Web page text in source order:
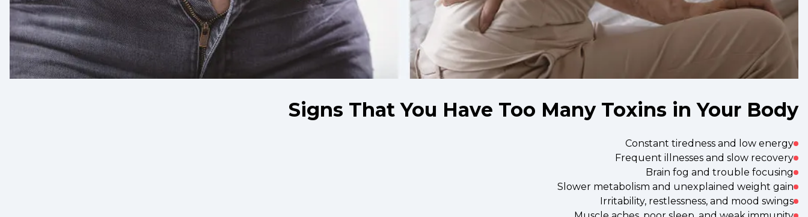
Signs That You Have Too Many Toxins in Your Body
Constant tiredness and low energy
Frequent illnesses and slow recovery
Brain fog and trouble focusing
Slower metabolism and unexplained weight gain
Irritability, restlessness, and mood swings